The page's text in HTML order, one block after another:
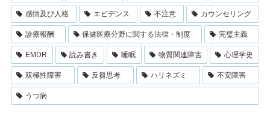
感情及び人格 エビデンス 不注意 カウンセリング
診療報酬 保健医療分野に関する法律・制度 完璧主義
EMDR 読み書き 睡眠 物質関連障害 心理学史
双極性障害 反芻思考 ハリネズミ 不安障害
うつ病